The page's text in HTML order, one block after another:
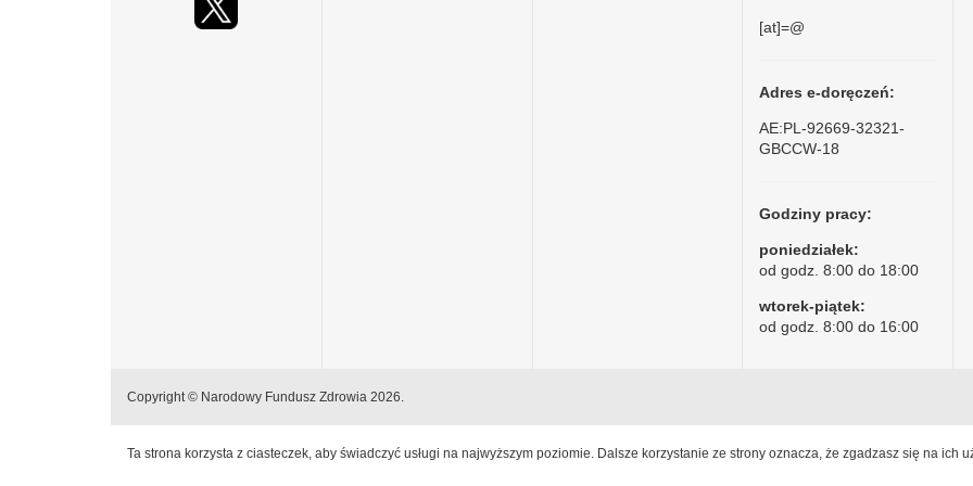
[at]=@
Adres e-doręczeń:
AE:PL-92669-32321-
GBCCW-18
Godziny pracy:
poniedziałek:
od godz. 8:00 do 18:00
wtorek-piątek:
od godz. 8:00 do 16:00
Copyright © Narodowy Fundusz Zdrowia 2026.
Ta strona korzysta z ciasteczek, aby świadczyć usługi na najwyższym poziomie. Dalsze korzystanie ze strony oznacza, że zgadzasz się na ich